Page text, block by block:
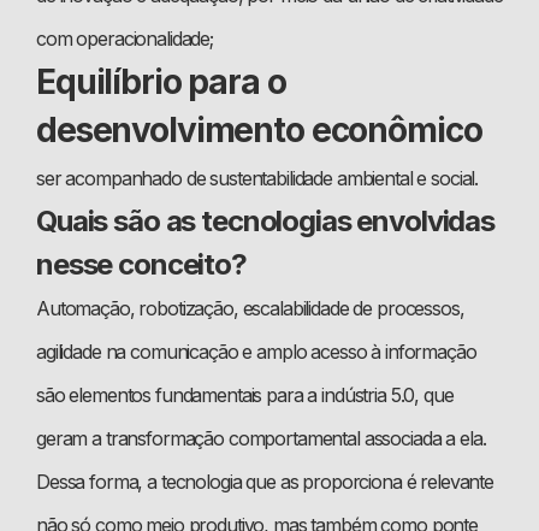
com operacionalidade;
Equilíbrio para o
desenvolvimento econômico
ser acompanhado de sustentabilidade ambiental e social.
Quais são as tecnologias envolvidas
nesse conceito?
Automação, robotização, escalabilidade de processos,
agilidade na comunicação e amplo acesso à informação
são elementos fundamentais para a indústria 5.0, que
geram a transformação comportamental associada a ela.
Dessa forma, a tecnologia que as proporciona é relevante
não só como meio produtivo, mas também como ponte